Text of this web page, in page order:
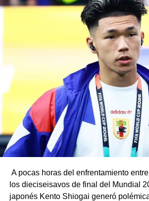
A pocas horas del enfrentamiento
los dieciseisavos de final del Mundial
japonés Kento Shiogai generó